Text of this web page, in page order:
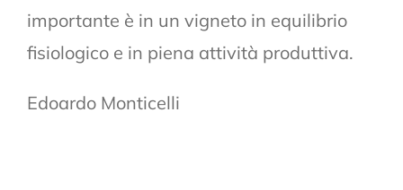
importante è in un vigneto in equilibrio
fisiologico e in piena attività produttiva.
Edoardo Monticelli